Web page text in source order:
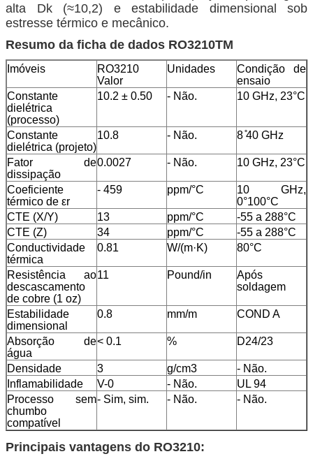
alta Dk (≈10,2) e estabilidade dimensional sob
estresse térmico e mecânico.
Resumo da ficha de dados RO3210TM
Imóveis
RO3210
Valor
Unidades
Condição de
ensaio
Constante
dielétrica
(processo)
10.2 ± 0.50 - Não. 10 GHz, 23°C
Constante
dielétrica (projeto)
10.8 - Não. 8 ̊40 GHz
Fator de
dissipação
0.0027 - Não. 10 GHz, 23°C
Coeficiente
térmico de εr
- 459 ppm/°C
10 GHz,
0°100°C
CTE (X/Y)
13 ppm/°C
-55 a 288°C
CTE (Z)
34 ppm/°C
-55 a 288°C
Conductividade
térmica
0.81 W/(m·K) 80°C
Resistência ao
descascamento
de cobre (1 oz)
11 Pound/in
Após
soldagem
Estabilidade
dimensional
0.8 mm/m COND A
Absorção de
água
< 0.1 % D24/23
Densidade 3 g/cm3
- Não.
Inflamabilidade
V-0 - Não.
UL 94
Processo sem
chumbo
compatível
- Sim, sim. - Não. - Não.
Principais vantagens do RO3210: